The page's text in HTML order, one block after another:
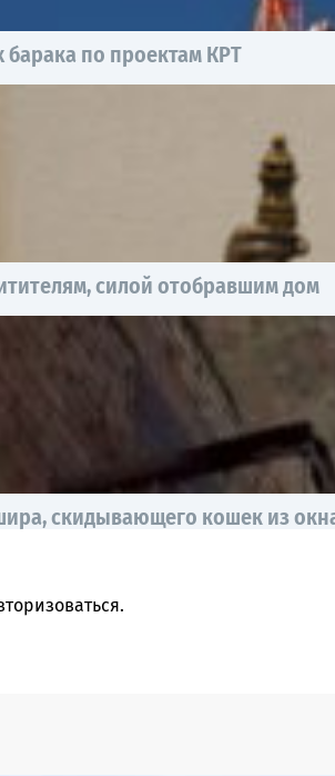
по проектам КРТ
силой отобравшим дом
скидывающего кошек из
.